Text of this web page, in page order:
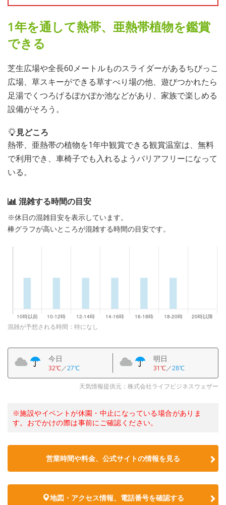
1年を通して熱帯、亜熱帯植物を鑑賞
できる
芝生広場や全長60メートルものスライダーがあるちびっこ
広場、草スキーができる草すべり場の他、遊びつかれたら
足湯でくつろげるぽかぽか池などがあり、家族で楽しめる
設備がそろう。
見どころ
熱帯、亜熱帯の植物を1年中観賞できる観賞温室は、無料
で利用でき、車椅子でも入れるようバリアフリーになって
いる。
混雑する時間の目安
※休日の混雑目安を表示しています。
棒グラフが高いところが混雑する時間の目安です。
混雑が予想される時間：特になし
今日
32℃／27℃
明日
31℃／28℃
天気情報提供元：株式会社ライフビジネスウェザー
※施設やイベントが休園・中止になっている場合がありま
す。おでかけの際は事前にご確認ください。
営業時間や料金、公式サイトの情報を見る
地図・アクセス情報、電話番号を確認する